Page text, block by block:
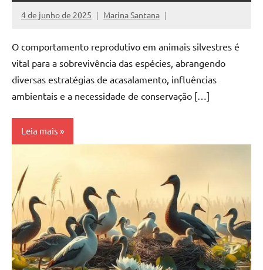
4 de junho de 2025 Marina Santana
O comportamento reprodutivo em animais silvestres é
vital para a sobrevivência das espécies, abrangendo
diversas estratégias de acasalamento, influências
ambientais e a necessidade de conservação […]
Leia mais